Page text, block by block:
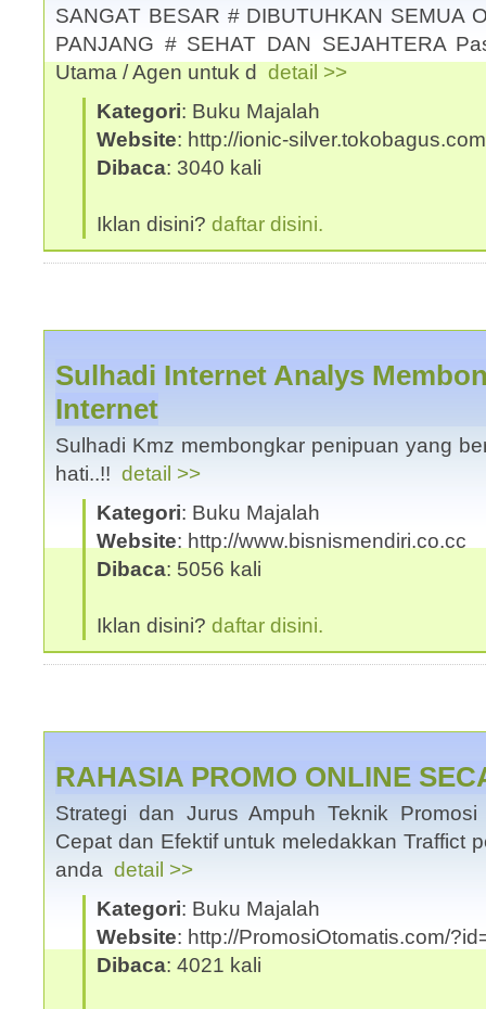
SANGAT BESAR # DIBUTUHKAN SEMUA
PANJANG # SEHAT DAN SEJAHTERA
Utama / Agen untuk d detail >>
Kategori: Buku Majalah
Website: http://ionic-silver.tokobagus.com
Dibaca: 3040 kali
Iklan disini? daftar disini.
Sulhadi Internet Analys
Internet
Sulhadi Kmz membongkar penipuan yang
hati..!! detail >>
Kategori: Buku Majalah
Website: http://www.bisnismendiri.co.cc
Dibaca: 5056 kali
Iklan disini? daftar disini.
RAHASIA PROMO ONLINE
Strategi dan Jurus Ampuh Teknik
Cepat dan Efektif untuk meledakkan Traffict
anda detail >>
Kategori: Buku Majalah
Website: http://PromosiOtomatis.com/
Dibaca: 4021 kali